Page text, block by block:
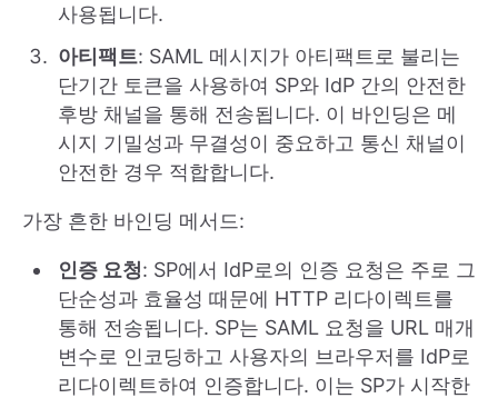
사용됩니다.
아티팩트: SAML 메시지가 아티팩트로 불리는
단기간 토큰을 사용하여 SP와 IdP 간의 안전한
후방 채널을 통해 전송됩니다. 이 바인딩은 메
시지 기밀성과 무결성이 중요하고 통신 채널이
안전한 경우 적합합니다.
가장 흔한 바인딩 메서드:
인증 요청: SP에서 IdP로의 인증 요청은 주로 그
단순성과 효율성 때문에 HTTP 리다이렉트를
통해 전송됩니다. SP는 SAML 요청을 URL 매개
변수로 인코딩하고 사용자의 브라우저를 IdP로
리다이렉트하여 인증합니다. 이는 SP가 시작한